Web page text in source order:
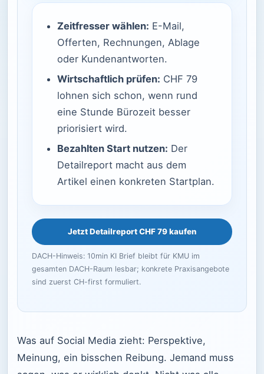
Zeitfresser wählen: E-Mail,
Offerten, Rechnungen, Ablage
oder Kundenantworten.
Wirtschaftlich prüfen: CHF 79
lohnen sich schon, wenn rund
eine Stunde Bürozeit besser
priorisiert wird.
Bezahlten Start nutzen: Der
Detailreport macht aus dem
Artikel einen konkreten Startplan.
Jetzt Detailreport CHF 79 kaufen
DACH-Hinweis: 10min KI Brief bleibt für KMU im
gesamten DACH-Raum lesbar; konkrete Praxisangebote
sind zuerst CH-first formuliert.
Was auf Social Media zieht: Perspektive,
Meinung, ein bisschen Reibung. Jemand muss